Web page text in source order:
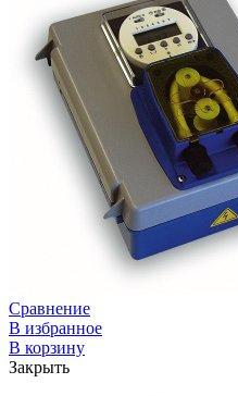
Сравнение
В избранное
В корзину
Закрыть